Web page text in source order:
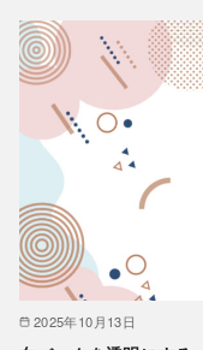
2025年10月13日